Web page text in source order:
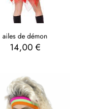
ailes de démon
14,00 €